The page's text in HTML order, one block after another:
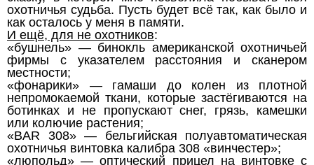
охотничья судьба. Пусть будет всё так, как было и
как осталось у меня в памяти.
И ещё, для не охотников:
«бушнель» — бинокль американской охотничьей
фирмы с указателем расстояния и сканером
местности;
«фонарики» — гамаши до колен из плотной
непромокаемой ткани, которые застёгиваются на
ботинках и не пропускают снег, грязь, камешки
или колючие растения;
«BAR 308» — бельгийская полуавтоматическая
охотничья винтовка калибра 308 «винчестер»;
«люпольд» — оптический прицел на винтовке с